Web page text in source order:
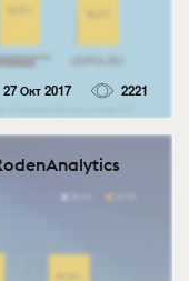
27 Окт 2017 2221